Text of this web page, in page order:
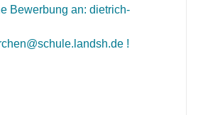
Bewerbung an: dietrich-
!